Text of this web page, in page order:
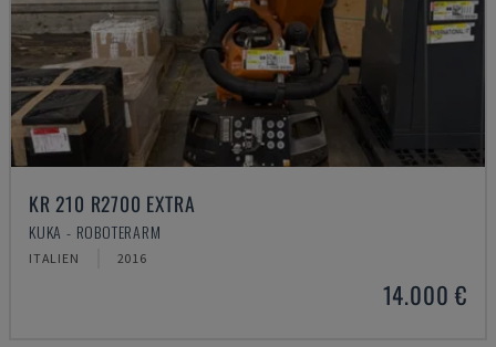
KR 210 R2700 EXTRA
KUKA - ROBOTERARM
ITALIEN 2016
14.000 €